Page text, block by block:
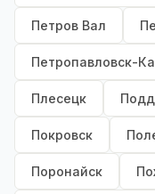
Петров Вал
Петропавловск-
Плесецк
Покровск
Поронайск